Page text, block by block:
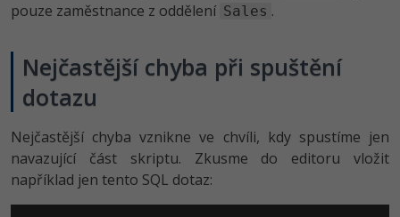
pouze zaměstnance z oddělení Sales .
Nejčastější chyba při spuštění
dotazu
Nejčastější chyba vznikne ve chvíli, kdy spustíme jen
navazující část skriptu. Zkusme do editoru vložit
například jen tento SQL dotaz: